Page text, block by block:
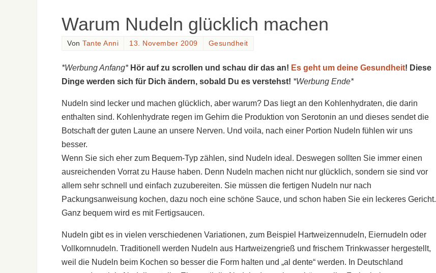
Warum Nudeln glücklich machen
Von Tante Anni 13. November 2009 Gesundheit
*Werbung Anfang* Hör auf zu scrollen und schau dir das an! Es geht um deine Gesundheit! Diese
Dinge werden sich für Dich ändern, sobald Du es verstehst! *Werbung Ende*
Nudeln sind lecker und machen glücklich, aber warum? Das liegt an den Kohlenhydraten, die darin
enthalten sind. Kohlenhydrate regen im Gehirn die Produktion von Serotonin an und dieses sendet die
Botschaft der guten Laune an unsere Nerven. Und voila, nach einer Portion Nudeln fühlen wir uns
besser.
Wenn Sie sich eher zum Bequem-Typ zählen, sind Nudeln ideal. Deswegen sollten Sie immer einen
ausreichenden Vorrat zu Hause haben. Denn Nudeln machen nicht nur glücklich, sondern sie sind vor
allem sehr schnell und einfach zuzubereiten. Sie müssen die fertigen Nudeln nur nach
Packungsanweisung kochen, dazu noch eine schöne Sauce, und schon haben Sie ein leckeres Gericht.
Ganz bequem wird es mit Fertigsaucen.
Nudeln gibt es in vielen verschiedenen Variationen, zum Beispiel Hartweizennudeln, Eiernudeln oder
Vollkornnudeln. Traditionell werden Nudeln aus Hartweizengrieß und frischem Trinkwasser hergestellt,
weil die Nudeln beim Kochen so besser die Form halten und „al dente“ werden. In Deutschland